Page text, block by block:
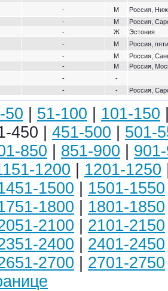
- М
Россия,
- М
Россия,
- Ж
Эстония
- М
Россия,
- М
Россия,
- М
Россия,
-
-
- - Россия,
50 51-100 101-150
450 | 451-500
501-
850 851-900
1200 1201-1250
1500 1501-1550
1800 1801-1850
2100 2101-2150
2400 2401-2450
2700 2701-2750